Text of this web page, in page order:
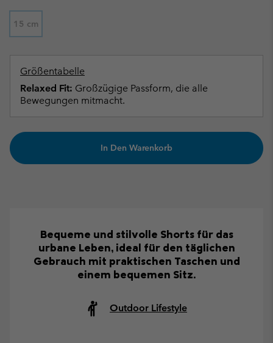
15 cm
Größentabelle
Relaxed Fit: Großzügige Passform, die alle
Bewegungen mitmacht.
In Den Warenkorb
Bequeme und stilvolle Shorts für das
urbane Leben, ideal für den täglichen
Gebrauch mit praktischen Taschen und
einem bequemen Sitz.
Outdoor Lifestyle